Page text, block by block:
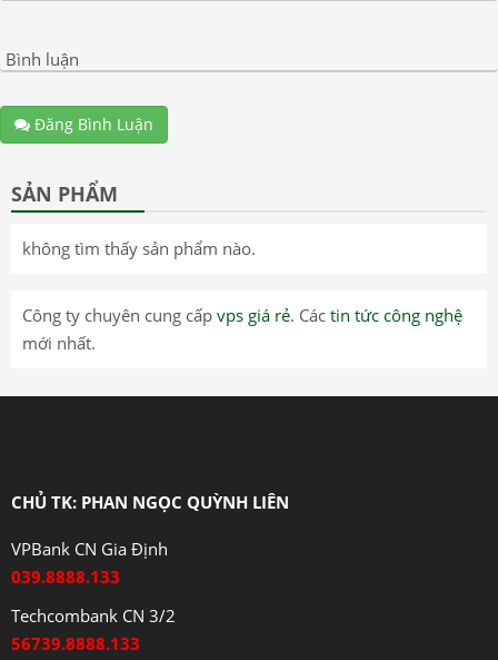
Bình luận
Đăng Bình Luận
SẢN PHẨM
không tìm thấy sản phẩm nào.
Công ty chuyên cung cấp vps giá rẻ. Các tin tức công nghệ
mới nhất.
CHỦ TK: PHAN NGỌC QUỲNH LIÊN
VPBank CN Gia Định
039.8888.133
Techcombank CN 3/2
56739.8888.133